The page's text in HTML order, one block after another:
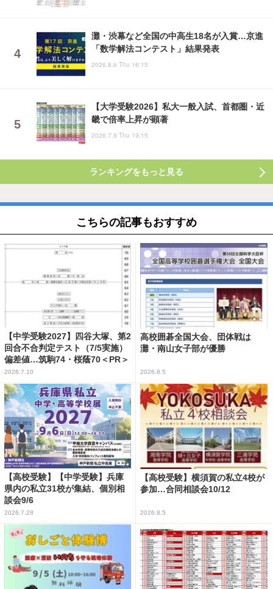
灘・渋幕など全国の中高生18名が入賞…京進
「数学解法コンテスト」結果発表
2026.8.6 Thu 16:15
【大学受験2026】私大一般入試、首都圏・近
畿で倍率上昇が顕著
2026.7.9 Thu 19:15
ランキングをもっと見る
こちらの記事もおすすめ
【中学受験2027】四谷大塚、第2
回合不合判定テスト（7/5実施）
偏差値…筑駒74・桜蔭70＜PR＞
2026.7.10
高校囲碁全国大会、団体戦は
灘・南山女子部が優勝
2026.8.5
【高校受験】【中学受験】兵庫
県内の私立31校が集結、個別相
談会9/6
2026.7.28
【高校受験】横須賀の私立4校が
参加…合同相談会10/12
2026.8.5